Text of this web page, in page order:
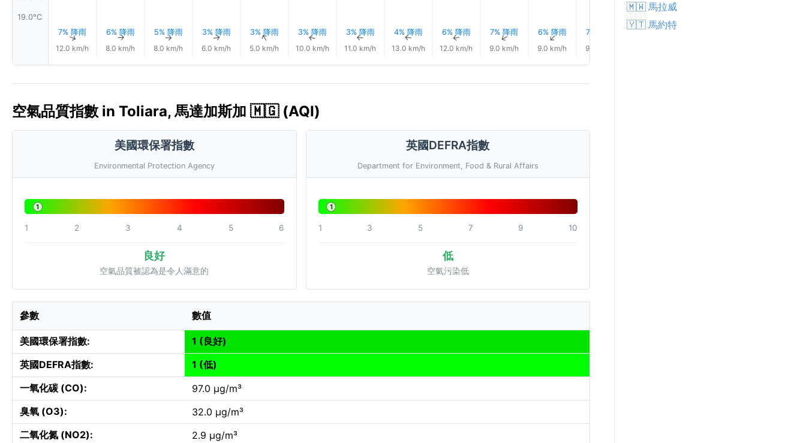
19.0°C
7% 降雨
↑
12.0 km/h
6% 降雨
↑
8.0 km/h
5% 降雨
↑
8.0 km/h
3% 降雨
↑
6.0 km/h
3% 降雨
↑
5.0 km/h
3% 降雨
↑
10.0 km/h
3% 降雨
↑
11.0 km/h
4% 降雨
↑
13.0 km/h
6% 降雨
↑
12.0 km/h
7% 降雨
↑
9.0 km/h
6% 降雨
↑
9.0 km/h
7% 降雨
9.0 km/h
8% 降雨
空氣品質指數 in Toliara, 馬達加斯加 🇲🇬 (AQI)
美國環保署指數
Environmental Protection Agency
1
1 2 3 4 5 6
良好
空氣品質被認為是令人滿意的
英國DEFRA指數
Department for Environment, Food & Rural Affairs
1
1 3 5 7 9 10
低
空氣污染低
參數 數值
美國環保署指數:
1 (良好)
英國DEFRA指數:
1 (低)
一氧化碳 (CO):
97.0 µg/m³
臭氧 (O3):
32.0 µg/m³
二氧化氮 (NO2):
2.9 µg/m³
🇲🇼 馬拉威
🇾🇹 馬約特